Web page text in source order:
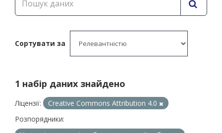
Сортувати за
1 набір даних знайдено
Ліцензії:
Creative Commons Attribution 4.0
Розпорядники: